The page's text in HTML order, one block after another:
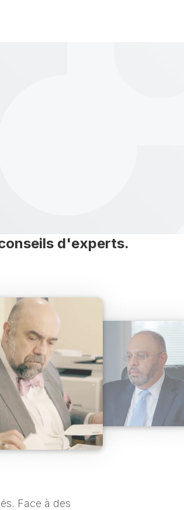
d'experts.
Face à des